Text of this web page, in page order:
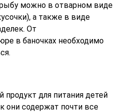
можно в отварном виде
а также в виде
От
в баночках необходимо
для питания детей
они содержат почти все